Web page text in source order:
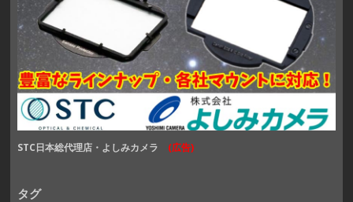
STC日本総代理店・よしみカメラ (広告)
タグ